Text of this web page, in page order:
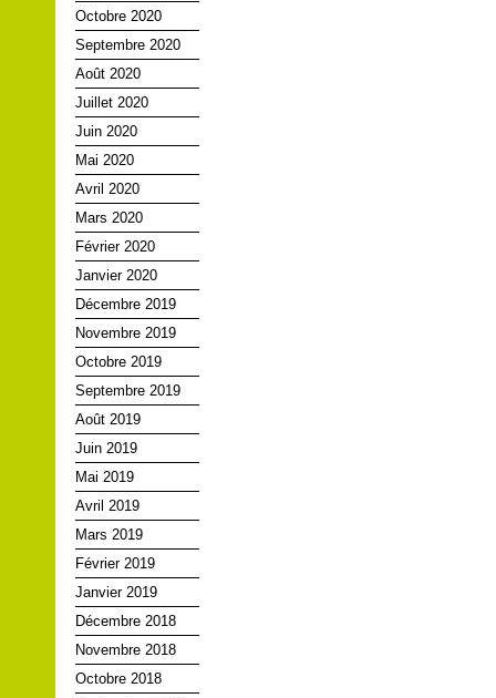
Octobre 2020
Septembre 2020
Août 2020
Juillet 2020
Juin 2020
Mai 2020
Avril 2020
Mars 2020
Février 2020
Janvier 2020
Décembre 2019
Novembre 2019
Octobre 2019
Septembre 2019
Août 2019
Juin 2019
Mai 2019
Avril 2019
Mars 2019
Février 2019
Janvier 2019
Décembre 2018
Novembre 2018
Octobre 2018